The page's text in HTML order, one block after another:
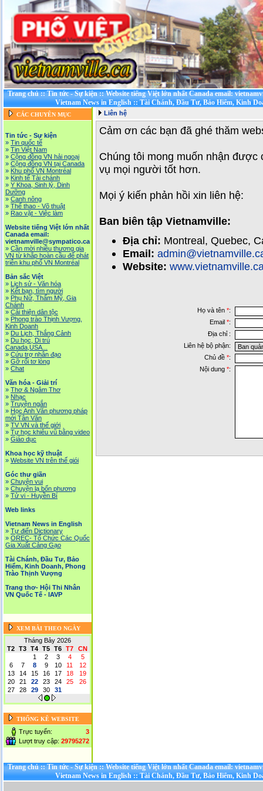
Trang chủ::Tin tức - Sự kiện::Website tiếng Việt lớn nhất Canada email:
Vietnam News in English::Tài Chánh, Đầu Tư, Bảo Hiểm, Kinh
CÁC CHUYÊN MỤC
Tin tức - Sự kiện
» Tin quốc tế
» Tin Việt Nam
» Cộng đồng VN hải ngoại
» Cộng đồng VN tại Canada
» Khu phố VN Montréal
» Kinh tế Tài chánh
» Y Khoa, Sinh lý, Dinh
Dưỡng
» Canh nông
» Thể thao - Võ thuật
» Rao vặt - Việc làm
Website tiếng Việt lớn nhất
Canada email:
vietnamville@sympatico.ca
» Cần mời nhiều thương gia
VN từ khắp hoàn cầu để phát
triễn khu phố VN Montréal
Bản sắc Việt
» Lịch sử - Văn hóa
» Kết bạn, tìm người
» Phụ Nữ, Thẩm Mỹ, Gia
Chánh
» Cải thiện dân tộc
» Phong trào Thịnh Vượng,
Kinh Doanh
» Du Lịch, Thắng Cảnh
» Du học, Di trú
Canada,USA...
» Cứu trợ nhân đạo
» Gỡ rối tơ lòng
» Chat
Văn hóa - Giải trí
» Thơ & Ngâm Thơ
» Nhạc
» Truyện ngắn
» Học Anh Văn phương pháp
mới Tân Văn
» TV VN và thế giới
» Tự học khiêu vũ bằng video
» Giáo dục
Khoa học kỹ thuật
» Website VN trên thế giói
Góc thư giãn
» Chuyện vui
» Chuyện lạ bốn phương
» Tử vi - Huyền Bí
Web links
Vietnam News in English
» Tự điển Dictionary
» OREC- Tố Chức Các Quốc
Gia Xuất Cảng Gạo
Tài Chánh, Đầu Tư, Bảo
Hiểm, Kinh Doanh, Phong
Trào Thịnh Vượng
Trang thơ- Hội Thi Nhân
VN Quốc Tế - IAVP
XEM BÀI THEO NGÀY
Tháng Bảy 2026
T2
T3 T4 T5 T6 T7
CN
1
2 3 4
5
6
7 8 9 10 11
12
13
14 15 16 17 18
19
20
21 22 23 24 25
26
27
28 29 30 31
THỐNG KÊ WEBSITE
Trực tuyến:
3
Lượt truy cập: 29795272
Liên hệ
Cảm ơn các bạn đã ghé thăm
Chúng tôi mong muốn nhận được
vụ mọi người tốt hơn.
Mọi ý kiến phản hồi xin liên hệ:
Ban biên tập Vietnamville:
Địa chỉ: Montreal, Quebec,
Email:
Website:
Họ và tên *:
Email *:
Địa chỉ :
Liên hệ bộ phận:
Chủ đề *:
Nội dung *:
Trang chủ::Tin tức - Sự kiện::Website tiếng Việt lớn nhất Canada email:
Vietnam News in English::Tài Chánh, Đầu Tư, Bảo Hiểm, Kinh